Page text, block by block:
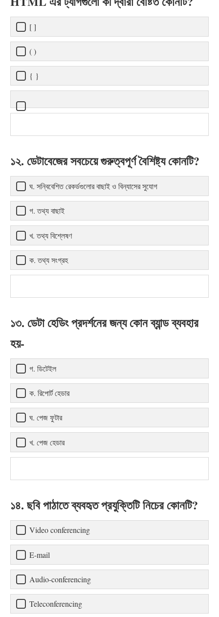
[ ]
( )
{ }
১২. ডেটাবেজের সবচেয়ে গুরুত্বপূর্ণ বৈশিষ্ট্য কোনটি?
ঘ. সন্বিবেশিত রেকর্ডগুলোর বাছাই ও বিন্যাসের সুযোগ
গ. তথ্য বাছাই
খ. তথ্য বিশ্লেষণ
ক. তথ্য সংগ্রহ
১৩. ডেটা হেডিং প্রদর্শনের জন্য কোন ব্যান্ড ব্যবহার
হয়-
গ. ডিটেইল
ক. রিপোর্ট হেডার
ঘ. পেজ ফুটার
খ. পেজ হেডার
১৪. ছবি পাঠাতে ব্যবহৃত প্রযুক্তিটি নিচের কোনটি?
Video conferencing
E-mail
Audio-conferencing
Teleconferencing